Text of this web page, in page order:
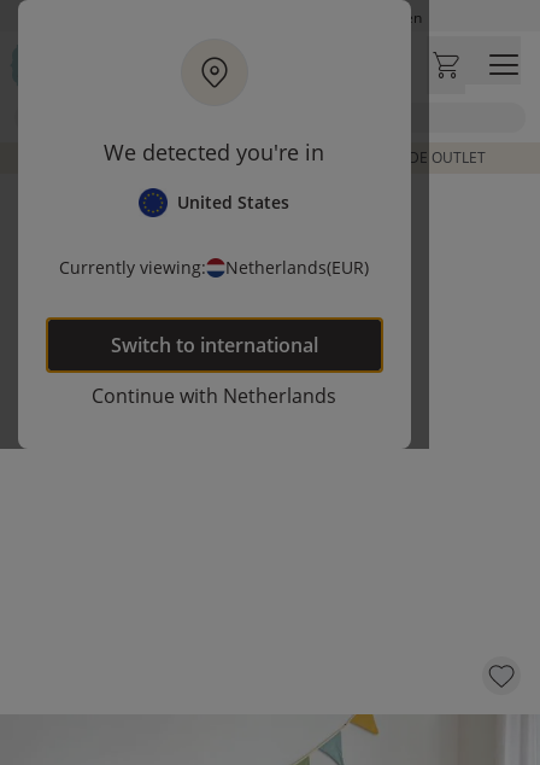
We detected you're in
United States
Currently viewing: Netherlands(EUR)
Switch to international
Continue with Netherlands
Ga naar hoofdinhoudOp werkdagen besteld, zelfde dag verzonden
Let op: vertraging bij PostNL. Levering duurt mogelijk langer
Bezoek onze concept store
DE LAATSTE ITEMS UIT VORIGE COLLECTIES | SHOP DE OUTLET
BEDHUISJE / JUNIORBED «RÊVE» | 80 X 160